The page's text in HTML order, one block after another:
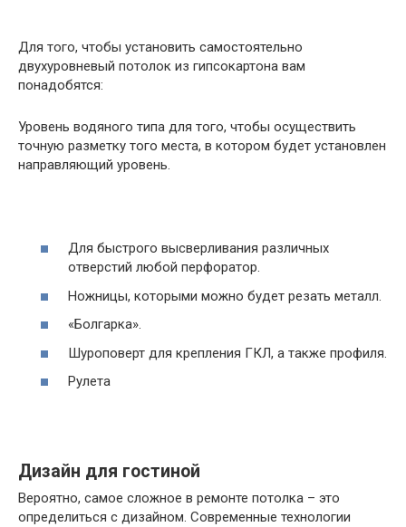
Для того, чтобы установить самостоятельно
двухуровневый потолок из гипсокартона вам
понадобятся:
Уровень водяного типа для того, чтобы осуществить
точную разметку того места, в котором будет установлен
направляющий уровень.
Для быстрого высверливания различных
отверстий любой перфоратор.
Ножницы, которыми можно будет резать металл.
«Болгарка».
Шуроповерт для крепления ГКЛ, а также профиля.
Рулета
Дизайн для гостиной
Вероятно, самое сложное в ремонте потолка – это
определиться с дизайном. Современные технологии